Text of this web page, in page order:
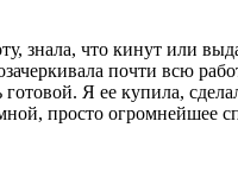
знала, что кинут или
почти всю
Я ее купила,
просто огромнейшее